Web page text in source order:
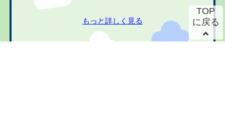
もっと詳しく見る
TOP
に戻る